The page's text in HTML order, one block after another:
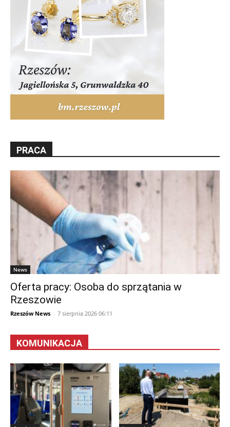
PRACA
News
Oferta pracy: Osoba do sprzątania w
Rzeszowie
Rzeszów News - 7 sierpnia 2026 06:11
KOMUNIKACJA